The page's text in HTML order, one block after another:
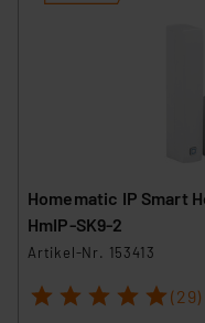
Homematic IP Smart
HmIP-SK9-2
Artikel-Nr. 153413
1 2 3 4 5 (29)